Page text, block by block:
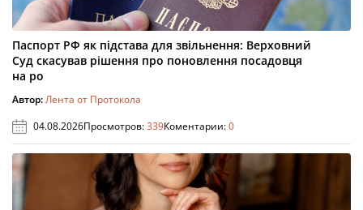
Паспорт РФ як підстава для звільнення: Верховний
Суд скасував рішення про поновлення посадовця
на ро
Автор:Лента от Протокола
04.08.2026Просмотров:339Коментарии:0